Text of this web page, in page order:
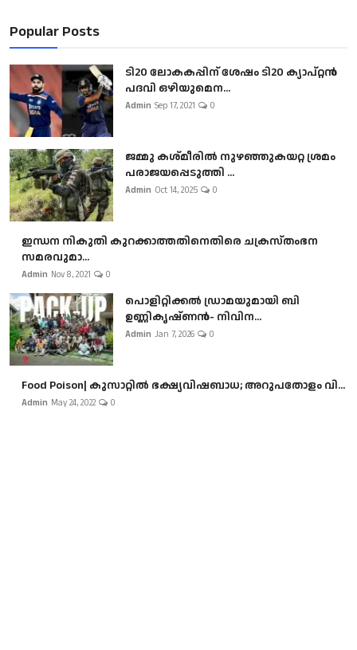
Popular Posts
ടി20 ലോകകപ്പിന് ശേഷം ടി20 ക്യാപ്റ്റൻ
പദവി ഒഴിയുമെന...
Admin Sep 17, 2021 0
ജമ്മു കശ്മീരിൽ നുഴഞ്ഞുകയറ്റ ശ്രമം
പരാജയപ്പെടുത്തി ...
Admin Oct 14, 2025 0
ഇന്ധന നികുതി കുറക്കാത്തതിനെതിരെ ചക്രസ്തംഭന
സമരവുമാ...
Admin Nov 8, 2021 0
പൊളിറ്റിക്കല്‍ ഡ്രാമയുമായി ബി
ഉണ്ണികൃഷ്ണന്‍- നിവിന...
Admin Jan 7, 2026 0
Food Poison| കുസാറ്റില്‍ ഭക്ഷ്യവിഷബാധ; അറുപതോളം വി...
Admin May 24, 2022 0